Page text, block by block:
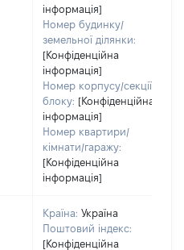
інформація]
Номер будинку/
земельної ділянки:
[Конфіденційна
інформація]
Номер корпусу/секції/
блоку: [Конфіденційна
інформація]
Номер квартири/
кімнати/гаражу:
[Конфіденційна
інформація]
Країна: Україна
Поштовий індекс:
[Конфіденційна